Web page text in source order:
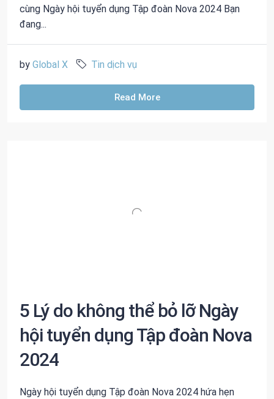
cùng Ngày hội tuyển dụng Tập đoàn Nova 2024 Bạn
đang...
by Global X Tin dịch vụ
Read More
5 Lý do không thể bỏ lỡ Ngày
hội tuyển dụng Tập đoàn Nova
2024
Ngày hội tuyển dụng Tập đoàn Nova 2024 hứa hẹn